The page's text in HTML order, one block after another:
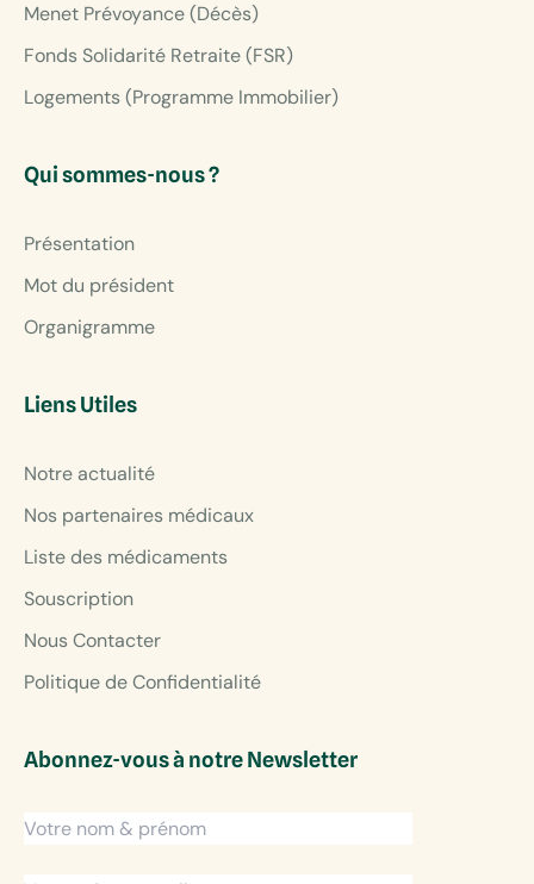
Menet Prévoyance (Décès)
Fonds Solidarité Retraite (FSR)
Logements (Programme Immobilier)
Qui sommes-nous ?
Présentation
Mot du président
Organigramme
Liens Utiles
Notre actualité
Nos partenaires médicaux
Liste des médicaments
Souscription
Nous Contacter
Politique de Confidentialité
Abonnez-vous à notre Newsletter